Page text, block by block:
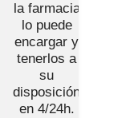
la farmacia
lo puede
encargar y
tenerlos a
su
disposición
en 4/24h.